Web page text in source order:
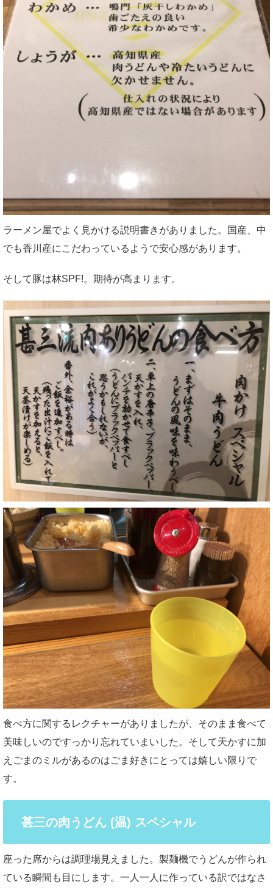
ラーメン屋でよく見かける説明書きがありました。国産、中
でも香川産にこだわっているようで安心感があります。
そして豚は林SPF!。期待が高まります。
食べ方に関するレクチャーがありましたが、そのまま食べて
美味しいのですっかり忘れていまいした。そして天かすに加
えごまのミルがあるのはごま好きにとっては嬉しい限りで
す。
甚三の肉うどん (温) スペシャル
座った席からは調理場見えました。製麺機でうどんが作られ
ている瞬間も目にします。一人一人に作っている訳ではなさ